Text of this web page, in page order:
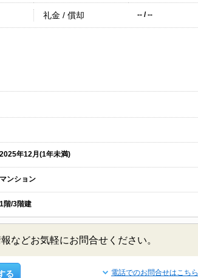
礼金 / 償却 -- / --
2025年12月(1年未満)
マンション
1階/3階建
などお気軽にお問合せください。
る 電話でのお問合せはこちら